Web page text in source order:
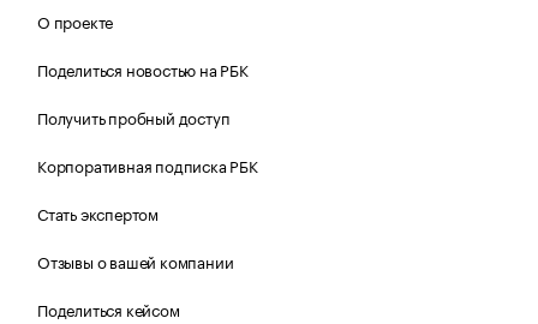
О проекте
Поделиться новостью на РБК
Получить пробный доступ
Корпоративная подписка РБК
Стать экспертом
Отзывы о вашей компании
Поделиться кейсом